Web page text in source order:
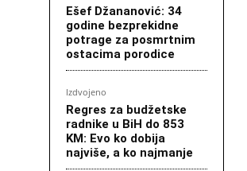
Ešef Džananović: 34
godine bezprekidne
potrage za posmrtnim
ostacima porodice
Izdvojeno
Regres za budžetske
radnike u BiH do 853
KM: Evo ko dobija
najviše, a ko najmanje